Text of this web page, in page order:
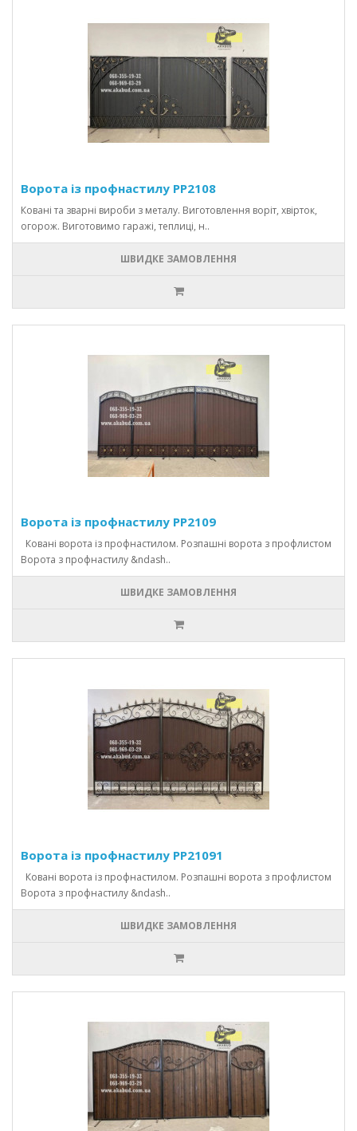
Ворота із профнастилу PP2108
Ковані та зварні вироби з металу. Виготовлення воріт, хвірток,
огорож. Виготовимо гаражі, теплиці, н..
ШВИДКЕ ЗАМОВЛЕННЯ
Ворота із профнастилу PP2109
Ковані ворота із профнастилом. Розпашні ворота з профлистом
Ворота з профнастилу &ndash..
ШВИДКЕ ЗАМОВЛЕННЯ
Ворота із профнастилу PP21091
Ковані ворота із профнастилом. Розпашні ворота з профлистом
Ворота з профнастилу &ndash..
ШВИДКЕ ЗАМОВЛЕННЯ